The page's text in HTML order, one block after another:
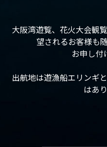
大阪湾遊覧、花火大会観
望されるお客様も
お申し付
出航地は遊漁船エリンギ
はあ